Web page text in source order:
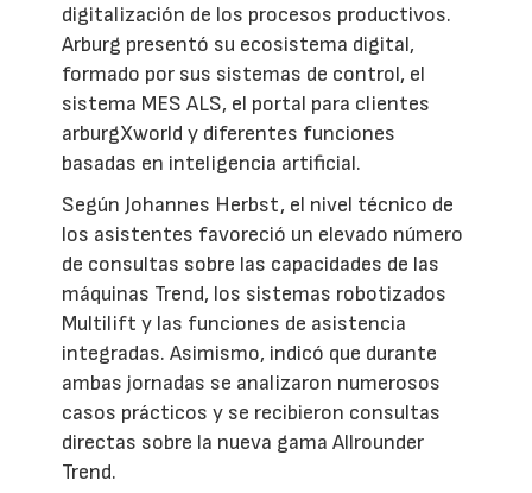
digitalización de los procesos productivos.
Arburg presentó su ecosistema digital,
formado por sus sistemas de control, el
sistema MES ALS, el portal para clientes
arburgXworld y diferentes funciones
basadas en inteligencia artificial.
Según Johannes Herbst, el nivel técnico de
los asistentes favoreció un elevado número
de consultas sobre las capacidades de las
máquinas Trend, los sistemas robotizados
Multilift y las funciones de asistencia
integradas. Asimismo, indicó que durante
ambas jornadas se analizaron numerosos
casos prácticos y se recibieron consultas
directas sobre la nueva gama Allrounder
Trend.